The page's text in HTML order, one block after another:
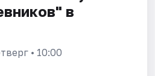
в
• 10:00